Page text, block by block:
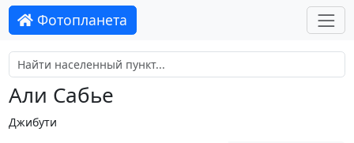
Фотопланета
Али Сабье
Джибути